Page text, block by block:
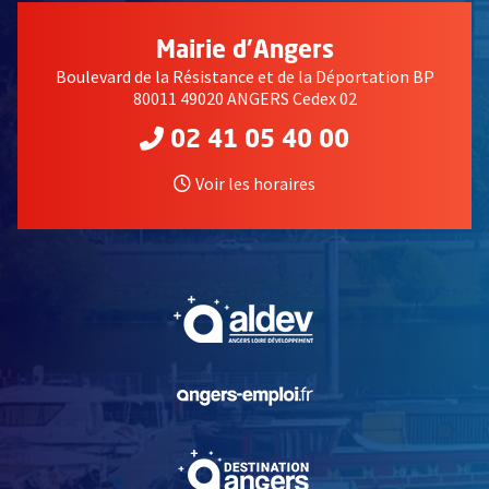
Mairie d'Angers
Boulevard de la Résistance et de la Déportation BP
80011 49020 ANGERS Cedex 02
02 41 05 40 00
Voir les horaires
, Ouvre une nouvelle